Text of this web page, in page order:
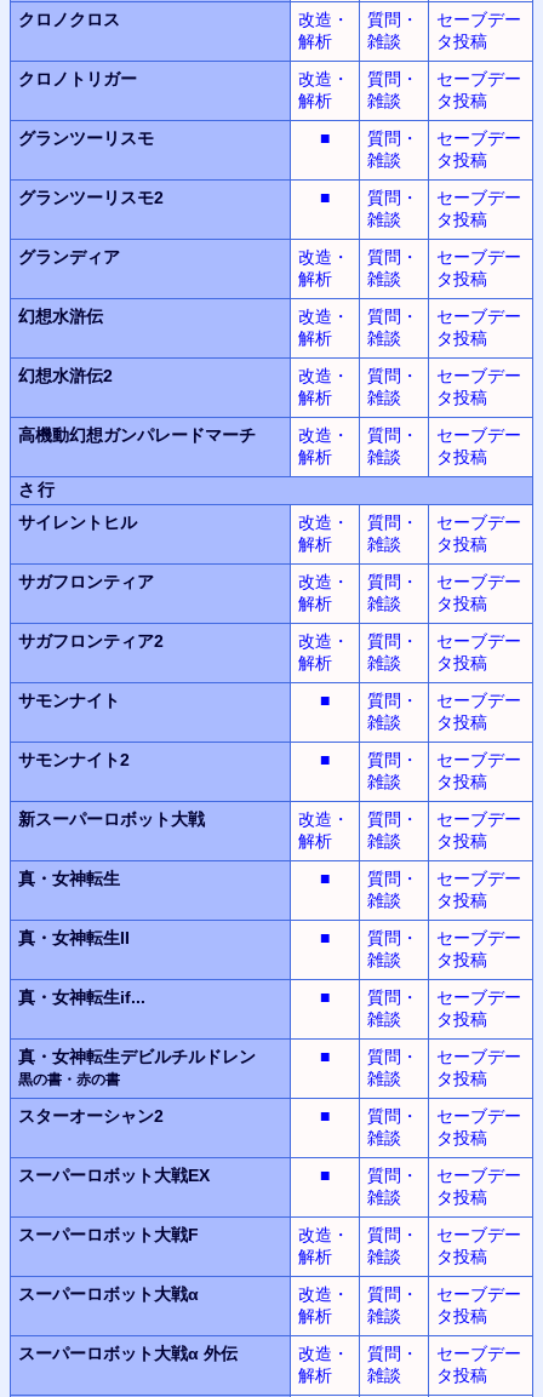
クロノクロス
改造・
解析
質問・
雑談
セーブデー
タ投稿
クロノトリガー
改造・
解析
質問・
雑談
セーブデー
タ投稿
グランツーリスモ
■
質問・
雑談
セーブデー
タ投稿
グランツーリスモ2
■
質問・
雑談
セーブデー
タ投稿
グランディア
改造・
解析
質問・
雑談
セーブデー
タ投稿
幻想水滸伝
改造・
解析
質問・
雑談
セーブデー
タ投稿
幻想水滸伝2
改造・
解析
質問・
雑談
セーブデー
タ投稿
高機動幻想ガンパレードマーチ
改造・
解析
質問・
雑談
セーブデー
タ投稿
さ行
サイレントヒル
改造・
解析
質問・
雑談
セーブデー
タ投稿
サガフロンティア
改造・
解析
質問・
雑談
セーブデー
タ投稿
サガフロンティア2
改造・
解析
質問・
雑談
セーブデー
タ投稿
サモンナイト
■
質問・
雑談
セーブデー
タ投稿
サモンナイト2
■
質問・
雑談
セーブデー
タ投稿
新スーパーロボット大戦
改造・
解析
質問・
雑談
セーブデー
タ投稿
真・女神転生
■
質問・
雑談
セーブデー
タ投稿
真・女神転生II
■
質問・
雑談
セーブデー
タ投稿
真・女神転生if... ■
質問・
雑談
セーブデー
タ投稿
真・女神転生デビルチルドレン
黒の書・赤の書
■
質問・
雑談
セーブデー
タ投稿
スターオーシャン2
■
質問・
雑談
セーブデー
タ投稿
スーパーロボット大戦EX
■
質問・
雑談
セーブデー
タ投稿
スーパーロボット大戦F
改造・
解析
質問・
雑談
セーブデー
タ投稿
スーパーロボット大戦α
改造・
解析
質問・
雑談
セーブデー
タ投稿
スーパーロボット大戦α 外伝
改造・
解析
質問・
雑談
セーブデー
タ投稿